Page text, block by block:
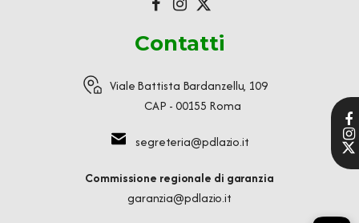
Contatti
Viale Battista Bardanzellu, 109
CAP - 00155 Roma
segreteria@pdlazio.it
Commissione regionale di garanzia
garanzia@pdlazio.it